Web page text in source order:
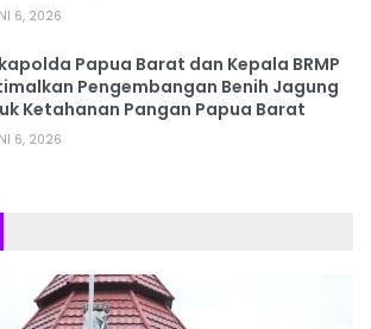
6, 2026
Papua Barat dan Kepala BRMP
Pengembangan Benih Jagung
Ketahanan Pangan Papua Barat
6, 2026